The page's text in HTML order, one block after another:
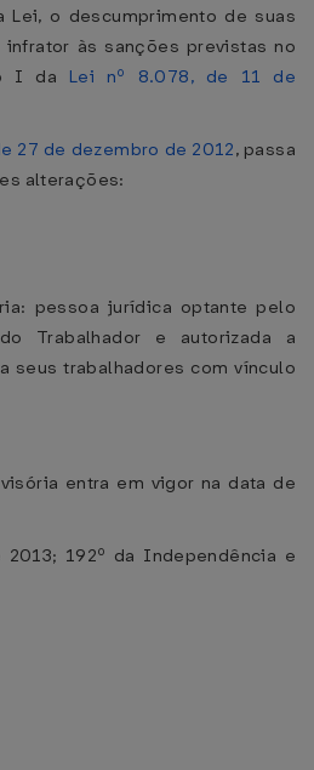
o descumprimento de suas
às sanções previstas no
I da Lei nº 8.078, de 11 de
27 de dezembro de 2012, passa
alterações:
pessoa jurídica optante pelo
Trabalhador e autorizada a
seus trabalhadores com vínculo
entra em vigor na data de
192º da Independência e